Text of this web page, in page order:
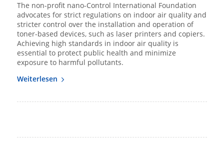
The non-profit nano-Control International Foundation
advocates for strict regulations on indoor air quality and
stricter control over the installation and operation of
toner-based devices, such as laser printers and copiers.
Achieving high standards in indoor air quality is
essential to protect public health and minimize
exposure to harmful pollutants.
Weiterlesen